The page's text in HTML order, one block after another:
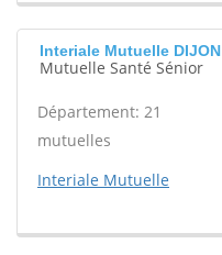
Interiale Mutuelle DIJON
Mutuelle Santé Sénior
Département: 21
mutuelles
Interiale Mutuelle